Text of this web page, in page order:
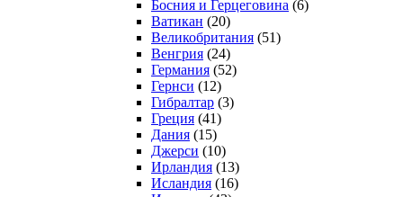
Босния и Герцеговина (6)
Ватикан (20)
Великобритания (51)
Венгрия (24)
Германия (52)
Гернси (12)
Гибралтар (3)
Греция (41)
Дания (15)
Джерси (10)
Ирландия (13)
Исландия (16)